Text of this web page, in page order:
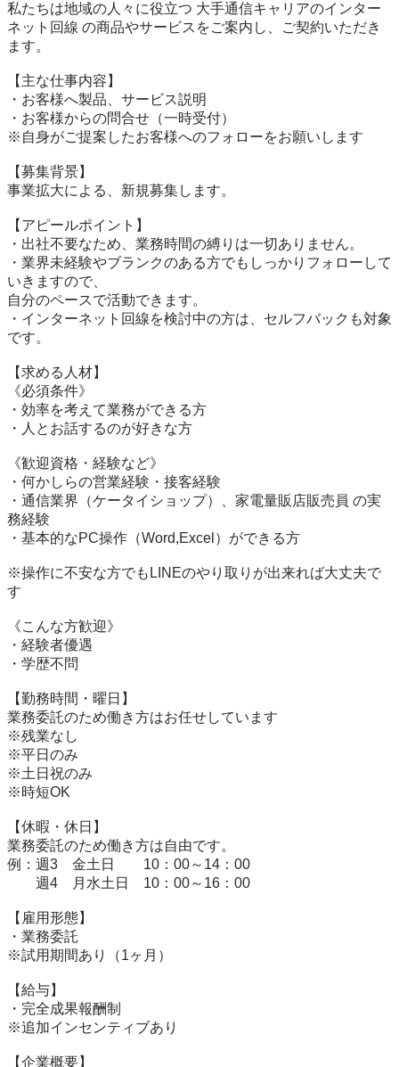
私たちは地域の人々に役立つ 大手通信キャリアのインター
ネット回線 の商品やサービスをご案内し、ご契約いただき
ます。
【主な仕事内容】
・お客様へ製品、サービス説明
・お客様からの問合せ（一時受付）
※自身がご提案したお客様へのフォローをお願いします
【募集背景】
事業拡大による、新規募集します。
【アピールポイント】
・出社不要なため、業務時間の縛りは一切ありません。
・業界未経験やブランクのある方でもしっかりフォローして
いきますので、
自分のペースで活動できます。
・インターネット回線を検討中の方は、セルフバックも対象
です。
【求める人材】
《必須条件》
・効率を考えて業務ができる方
・人とお話するのが好きな方
《歓迎資格・経験など》
・何かしらの営業経験・接客経験
・通信業界（ケータイショップ）、家電量販店販売員 の実
務経験
・基本的なPC操作（Word,Excel）ができる方
※操作に不安な方でもLINEのやり取りが出来れば大丈夫で
す
《こんな方歓迎》
・経験者優遇
・学歴不問
【勤務時間・曜日】
業務委託のため働き方はお任せしています
※残業なし
※平日のみ
※土日祝のみ
※時短OK
【休暇・休日】
業務委託のため働き方は自由です。
例：週3　金土日　　10：00～14：00
週4　月水土日　10：00～16：00
【雇用形態】
・業務委託
※試用期間あり（1ヶ月）
【給与】
・完全成果報酬制
※追加インセンティブあり
【企業概要】